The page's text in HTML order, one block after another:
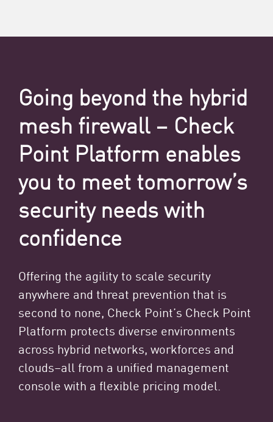
Going beyond the hybrid
mesh firewall – Check
Point Platform enables
you to meet tomorrow’s
security needs with
confidence
Offering the agility to scale security
anywhere and threat prevention that is
second to none, Check Point’s Check Point
Platform protects diverse environments
across hybrid networks, workforces and
clouds–all from a unified management
console with a flexible pricing model.